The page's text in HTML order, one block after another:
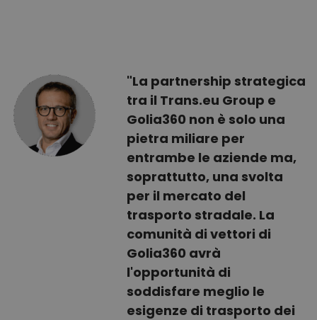
"La partnership strategica
tra il Trans.eu Group e
Golia360 non è solo una
pietra miliare per
entrambe le aziende ma,
soprattutto, una svolta
per il mercato del
trasporto stradale. La
comunità di vettori di
Golia360 avrà
l'opportunità di
soddisfare meglio le
esigenze di trasporto dei